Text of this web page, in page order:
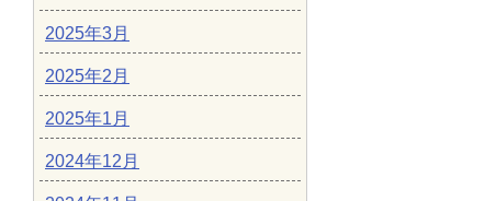
2025年3月
2025年2月
2025年1月
2024年12月